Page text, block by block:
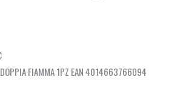
FIAMMA 1PZ EAN 4014663766094